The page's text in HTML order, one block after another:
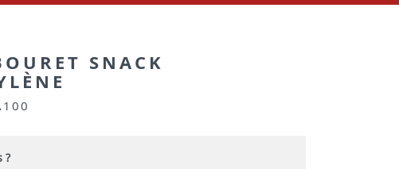
SNACK
?